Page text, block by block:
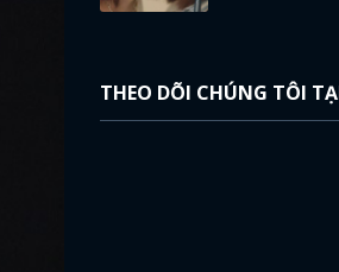
THEO DÕI CHÚNG TÔI